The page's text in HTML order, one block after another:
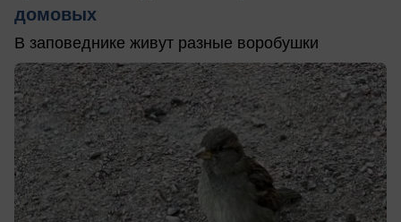
домовых
В заповеднике живут разные воробушки